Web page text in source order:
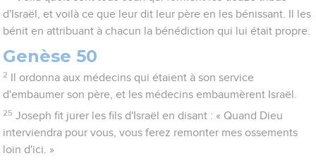
d'Israël, et voilà ce que leur dit leur père en les bénissant. Il les
bénit en attribuant à chacun la bénédiction qui lui était propre.
Genèse 50
2
Il ordonna aux médecins qui étaient à son service
d'embaumer son père, et les médecins embaumèrent Israël.
25 Joseph fit jurer les fils d'Israël en disant : « Quand Dieu
interviendra pour vous, vous ferez remonter mes ossements
loin d'ici. »